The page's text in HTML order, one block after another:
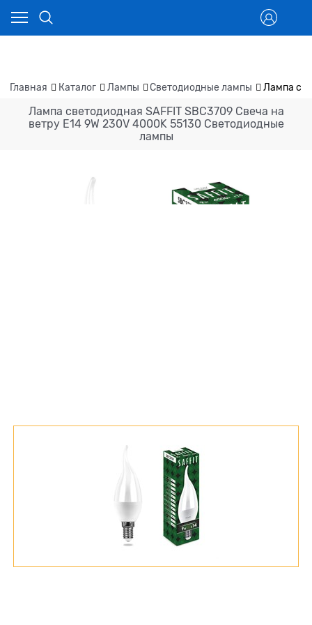
Главная Каталог Лампы Светодиодные лампы Лампа
Лампа светодиодная SAFFIT SBC3709 Свеча на
ветру E14 9W 230V 4000K 55130 Светодиодные
лампы